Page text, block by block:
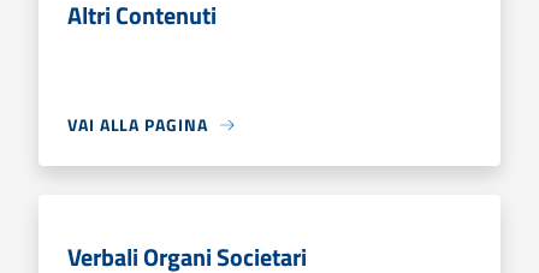
Altri Contenuti
VAI ALLA PAGINA
Verbali Organi Societari